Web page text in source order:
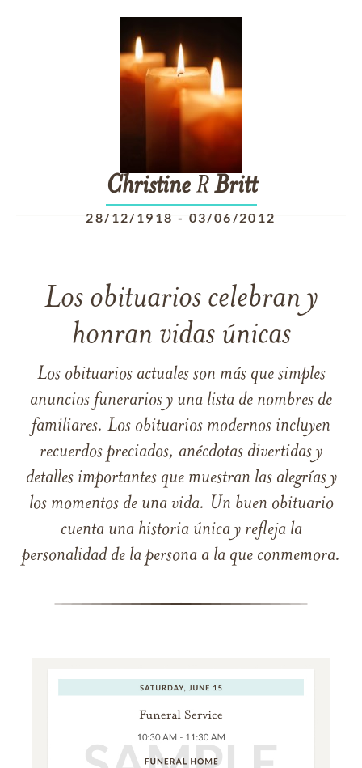
ChristineRBritt
28/12/1918 - 03/06/2012
Los obituarios celebran y
honran vidas únicas
Los obituarios actuales son más que simples
anuncios funerarios y una lista de nombres de
familiares. Los obituarios modernos incluyen
recuerdos preciados, anécdotas divertidas y
detalles importantes que muestran las alegrías y
los momentos de una vida. Un buen obituario
cuenta una historia única y refleja la
personalidad de la persona a la que conmemora.